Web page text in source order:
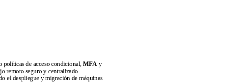
políticas de acceso condicional,MFA y
remoto seguro y centralizado.
el despliegue y migración de máquinas